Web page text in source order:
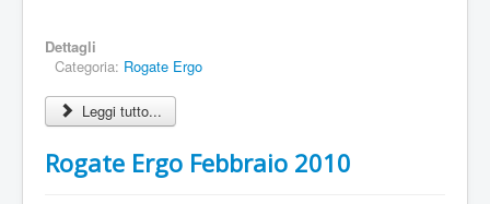
Dettagli
Categoria: Rogate Ergo
Leggi tutto...
Rogate Ergo Febbraio 2010